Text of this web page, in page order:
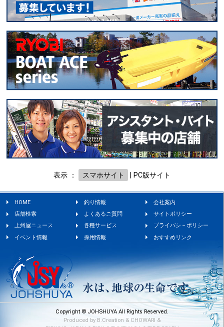
表示 ： スマホサイト PC版サイト
HOME 釣り情報
会社案内
店舗検索
よくあるご質問
サイトポリシー
上州屋ニュース
各種サービス
プライバシ－ポリシー
イベント情報
採用情報 おすすめリンク
Copyright © JOHSHUYA All Rights Reserved.
Produced by B.Creation & CHOWARI &